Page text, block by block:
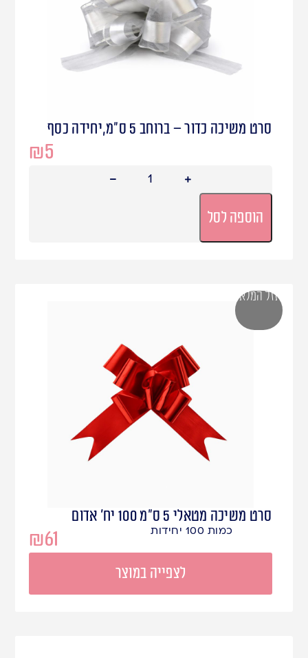
סרט משיכה כדור – ברוחב 5 ס"מ,יחידה כסף
₪5
הוספה לסל
סרט משיכה מטאלי 5 ס"מ 100 יח' אדום
₪61 כמות 100 יחידות
לצפייה במוצר
אזל המלאי